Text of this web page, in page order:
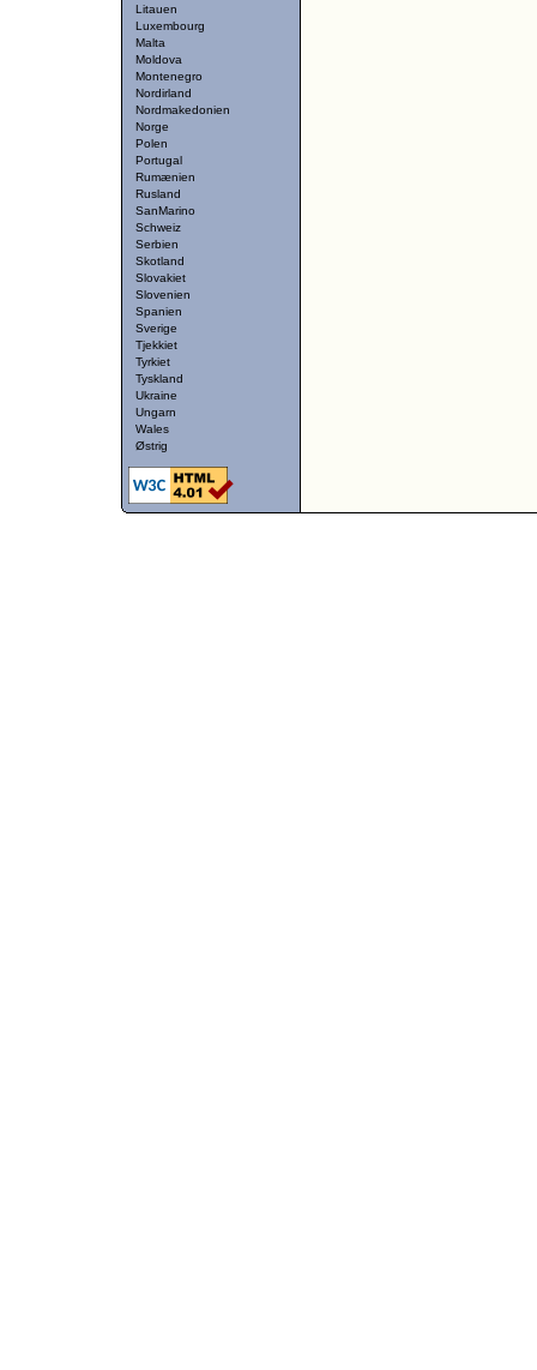
Litauen
Luxembourg
Malta
Moldova
Montenegro
Nordirland
Nordmakedonien
Norge
Polen
Portugal
Rumænien
Rusland
SanMarino
Schweiz
Serbien
Skotland
Slovakiet
Slovenien
Spanien
Sverige
Tjekkiet
Tyrkiet
Tyskland
Ukraine
Ungarn
Wales
Østrig